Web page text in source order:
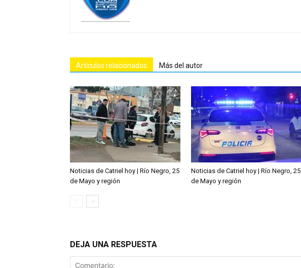
Artículos relacionados Más del autor
Noticias de Catriel hoy | Río Negro, 25
de Mayo y región
Noticias de Catriel hoy | Río Negro, 25
de Mayo y región
DEJA UNA RESPUESTA